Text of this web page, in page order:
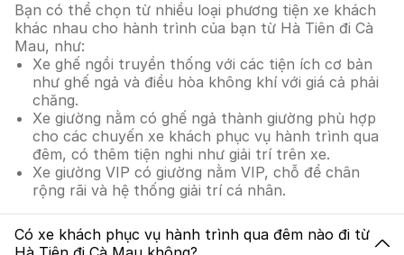
Bạn có thể chọn từ nhiều loại phương tiện xe khách
khác nhau cho hành trình của bạn từ Hà Tiên đi Cà
Mau, như:
Xe ghế ngồi truyền thống với các tiện ích cơ bản
như ghế ngả và điều hòa không khí với giá cả phải
chăng.
Xe giường nằm có ghế ngả thành giường phù hợp
cho các chuyến xe khách phục vụ hành trình qua
đêm, có thêm tiện nghi như giải trí trên xe.
Xe giường VIP có giường nằm VIP, chỗ để chân
rộng rãi và hệ thống giải trí cá nhân.
Có xe khách phục vụ hành trình qua đêm nào đi từ